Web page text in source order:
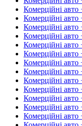
Комерційні авто
Комерційні авто
Комерційні авто
Комерційні
Комерційні
Комерційні
Комерційні авто
Комерційні
Комерційні авто
Комерційні авто
Комерційні
Комерційні
Комерційні авто